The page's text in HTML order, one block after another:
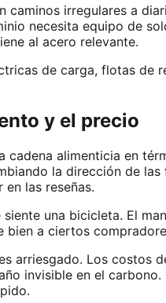
irregulares a
necesita equipo de
al acero relevante.
de carga, flotas
y el precio
alimenticia en
la dirección de
las reseñas.
una bicicleta. El
bien a ciertos
arriesgado. Los
invisible en el